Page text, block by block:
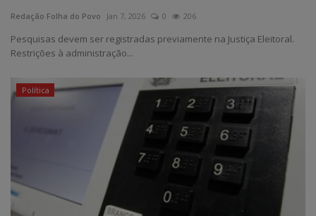
Edições em PDF
Redação Folha do Povo Jan 7, 2026 0 206
Pesquisas devem ser registradas previamente na Justiça Eleitoral.
Restrições à administração...
Política